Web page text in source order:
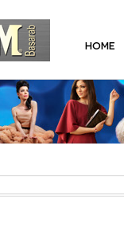
HOME